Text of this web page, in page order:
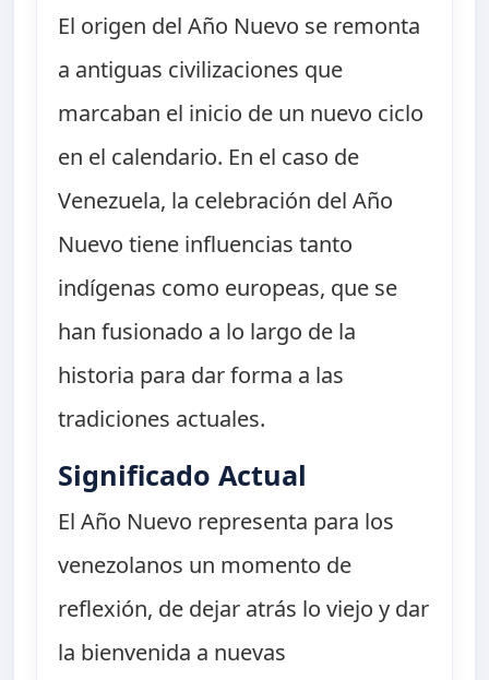
El origen del Año Nuevo se remonta
a antiguas civilizaciones que
marcaban el inicio de un nuevo ciclo
en el calendario. En el caso de
Venezuela, la celebración del Año
Nuevo tiene influencias tanto
indígenas como europeas, que se
han fusionado a lo largo de la
historia para dar forma a las
tradiciones actuales.
Significado Actual
El Año Nuevo representa para los
venezolanos un momento de
reflexión, de dejar atrás lo viejo y dar
la bienvenida a nuevas